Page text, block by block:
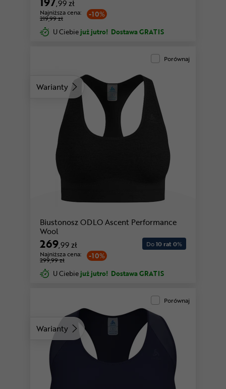
,99 zł
-10%
Najniższa cena:
219,99 zł
U Ciebie już jutro! Dostawa GRATIS
Warianty
Porównaj
Biustonosz ODLO Ascent Performance
Wool
269,99 zł
-10%
Najniższa cena:
299,99 zł
Do10 rat 0%
U Ciebie już jutro! Dostawa GRATIS
Warianty
Porównaj